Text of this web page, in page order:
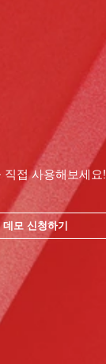
접 사용해보세요!
데모 신청하기